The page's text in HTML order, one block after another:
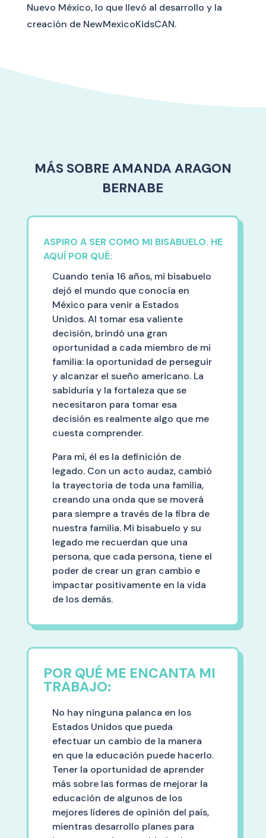
Nuevo México, lo que llevó al desarrollo y la
creación de NewMexicoKidsCAN.
MÁS SOBRE AMANDA ARAGON
BERNABE
ASPIRO A SER COMO MI BISABUELO. HE
AQUÍ POR QUÉ:
Cuando tenía 16 años, mi bisabuelo
dejó el mundo que conocía en
México para venir a Estados
Unidos. Al tomar esa valiente
decisión, brindó una gran
oportunidad a cada miembro de mi
familia: la oportunidad de perseguir
y alcanzar el sueño americano. La
sabiduría y la fortaleza que se
necesitaron para tomar esa
decisión es realmente algo que me
cuesta comprender.
Para mí, él es la definición de
legado. Con un acto audaz, cambió
la trayectoria de toda una familia,
creando una onda que se moverá
para siempre a través de la fibra de
nuestra familia. Mi bisabuelo y su
legado me recuerdan que una
persona, que cada persona, tiene el
poder de crear un gran cambio e
impactar positivamente en la vida
de los demás.
POR QUÉ ME ENCANTA MI
TRABAJO:
No hay ninguna palanca en los
Estados Unidos que pueda
efectuar un cambio de la manera
en que la educación puede hacerlo.
Tener la oportunidad de aprender
más sobre las formas de mejorar la
educación de algunos de los
mejores líderes de opinión del país,
mientras desarrollo planes para